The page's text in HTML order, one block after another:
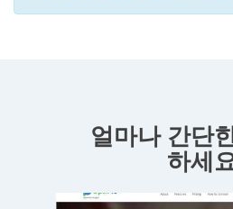
얼마나 간단
하세